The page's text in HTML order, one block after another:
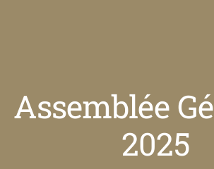
Assemblée
2025